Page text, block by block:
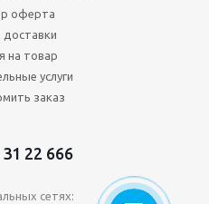
оферта
доставки
на товар
услуги
заказ
22 666
сетях: